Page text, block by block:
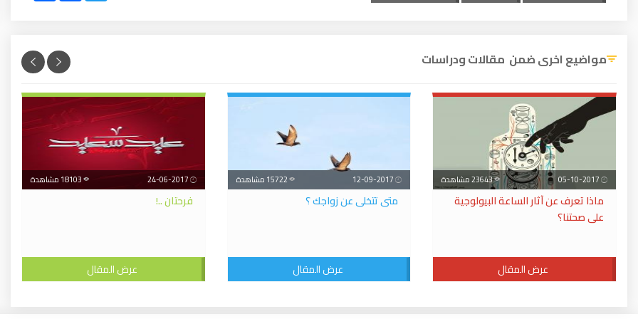
مواضيع اخرى ضمن مقالات ودراسات
23643 مشاهدة
ماذا تعرف عن آثار الساعة البيولوجية
على صحتنا؟
عرض المقال
12-09-2017
متى تتخلى عن زواجك ؟
عرض المقال
18103 مشاهدة
فرحتان ..!
عرض المقال